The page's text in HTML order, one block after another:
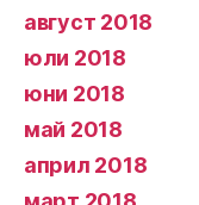
август 2018
юли 2018
юни 2018
май 2018
април 2018